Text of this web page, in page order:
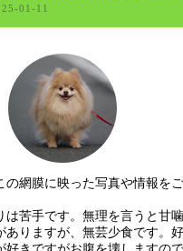
成01-11
の網膜に映った写真や情報を
苦手です。無理を言うと甘噛
ありますが、無芸少食です。